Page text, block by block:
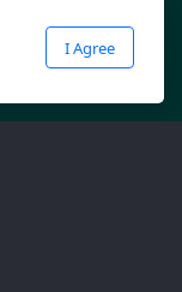
I Agree